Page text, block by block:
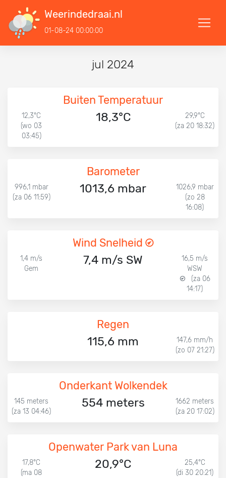
Weerindedraai.nl
01-08-24 00:00:00
jul 2024
Buiten Temperatuur
12,3°C
(wo 03
03:45)
18,3°C
29,9°C
(za 20 18:32)
Barometer
996,1 mbar
(za 06 11:59)
1013,6 mbar
1026,9 mbar
(zo 28
16:08)
Wind Snelheid
1,4 m/s
Gem
7,4 m/s SW
16,5 m/s
WSW
(za 06
14:17)
Regen
115,6 mm
147,6 mm/h
(zo 07 21:27)
Onderkant Wolkendek
145 meters
(za 13 04:46)
554 meters
1662 meters
(za 20 17:02)
Openwater Park van Luna
17,8°C
(ma 08
20,9°C
25,4°C
(di 30 20:21)